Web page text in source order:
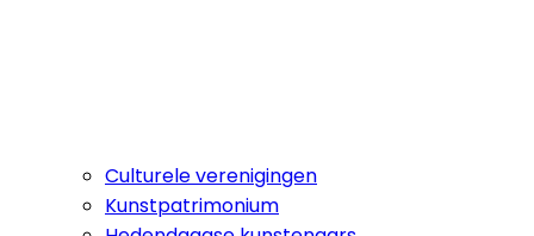
Culturele verenigingen
Kunstpatrimonium